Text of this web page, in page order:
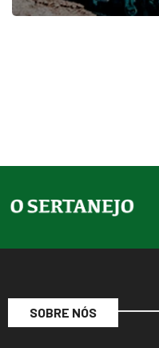
SOBRE NÓS